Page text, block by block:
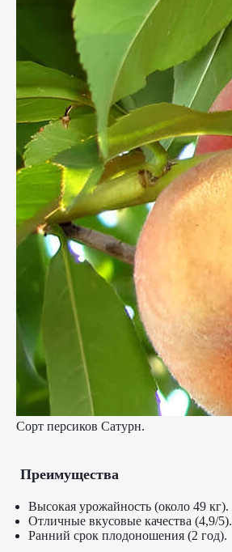
Сорт персиков Сатурн.
Преимущества
Высокая урожайность (около 49 кг).
Отличные вкусовые качества (4,9/5).
Ранний срок плодоношения (2 год).